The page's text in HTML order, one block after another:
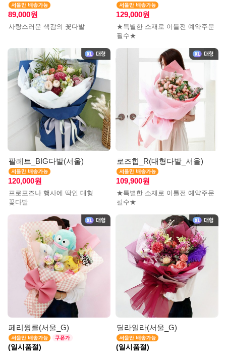
89,000원
사랑스러운 색감의 꽃다발
129,000원
★특별한 소재로 이틀전 예약주문
필수★
팔레트_BIG다발(서울)
120,000원
프로포즈나 행사에 딱인 대형
꽃다발
로즈힙_R(대형다발_서울)
109,900원
★특별한 소재로 이틀전 예약주문
필수★
페리윙클(서울_G)
(일시품절)
딜라일라(서울_G)
(일시품절)